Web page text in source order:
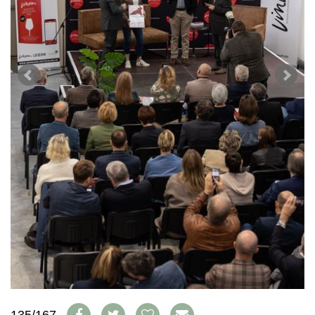
VORTEILSWELT
WEINWIRTSCHAFT
WEINSZENE
PORTRAITS
VINOPHILES
ARCHIV
ANMELDEN
AWARDS
GEWINNSPIELE
VORTEILSWELT
TRINKREIFETABELLE
ABO
WEINSUCHE
NEWSLETTER
WINE TRADE CLUB
REDAKTION
JOBS
WERBUNG
PRESSE
AGB & DATENSCHUTZ